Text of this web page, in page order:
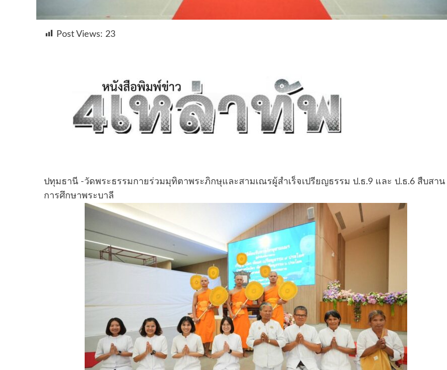
Post Views: 23
ปทุมธานี -วัดพระธรรมกายร่วมมุทิตาพระภิกษุและสามเณรผู้สำเร็จเปรียญธรรม ป.ธ.9 และ ป.ธ.6 สืบสาน
การศึกษาพระบาลี